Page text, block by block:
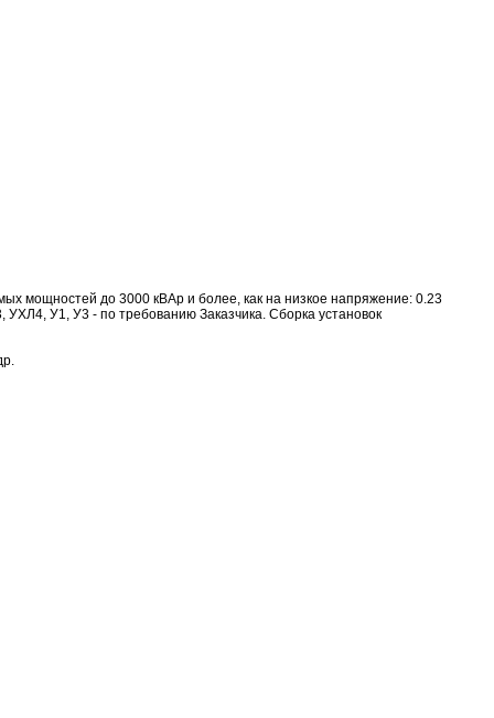
мощностей до 3000 кВАр и более, как на низкое напряжение: 0.23
УХЛ4, У1, У3 - по требованию Заказчика. Сборка установок